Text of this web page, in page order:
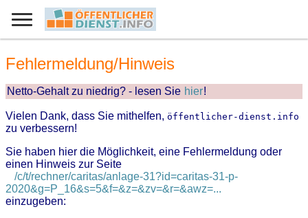
Fehlermeldung/Hinweis
Netto-Gehalt zu niedrig? - lesen Sie hier!
Vielen Dank, dass Sie mithelfen, öffentlicher-dienst.info
zu verbessern!
Sie haben hier die Möglichkeit, eine Fehlermeldung oder
einen Hinweis zur Seite
/c/t/rechner/caritas/anlage-31?id=caritas-31-p-
2020&g=P_16&s=5&f=&z=&zv=&r=&awz=...
einzugeben: